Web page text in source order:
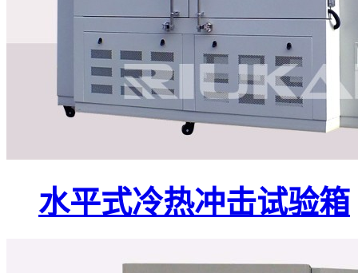
水平式冷热冲击试验箱